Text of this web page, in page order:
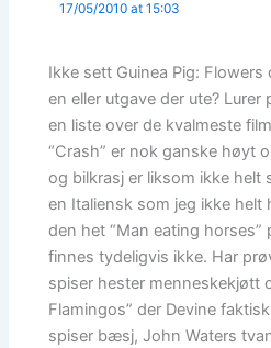
17/05/2010 at 15:03
Ikke sett Guinea Pig:
en eller utgave der ute? Lurer
en liste over de kvalmeste
“Crash” er nok ganske høyt
og bilkrasj er liksom ikke helt
en Italiensk som jeg ikke helt
den het “Man eating horses”
finnes tydeligvis ikke. Har
spiser hester menneskekjøtt
Flamingos” der Devine
spiser bæsj, John Waters